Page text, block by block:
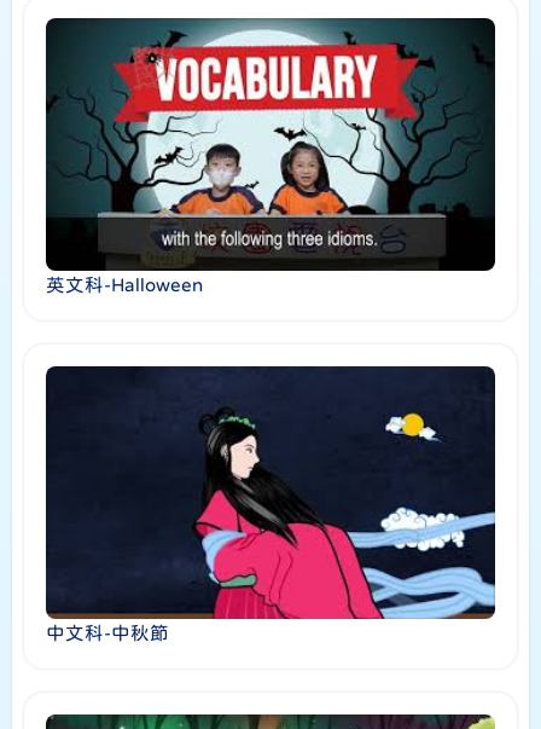
英文科-Halloween
中文科-中秋節